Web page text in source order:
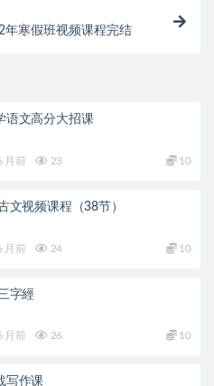
年寒假班视频课程完结
语文高分大招课
月前 23 10
文视频课程（38节）
月前 24 10
字經
月前 26 10
写作课